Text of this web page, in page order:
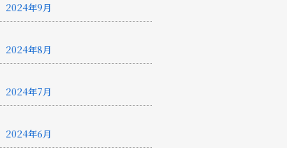
2024年9月
2024年8月
2024年7月
2024年6月